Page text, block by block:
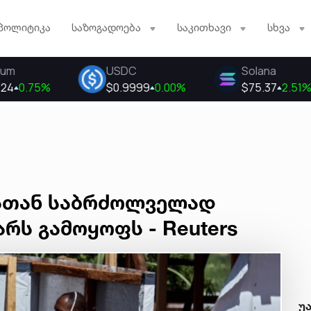
საზოგადოება საკითხავი სხვა
საბრძოლველად
გამოყოფს - Reuters